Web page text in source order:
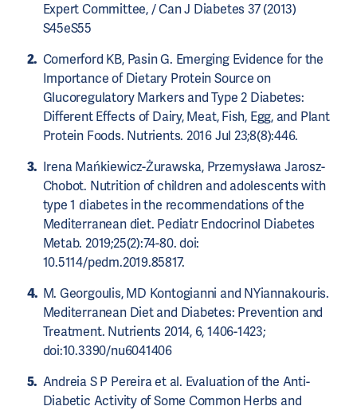
Expert Committee, / Can J Diabetes 37 (2013)
S45eS55
Comerford KB, Pasin G. Emerging Evidence for the
Importance of Dietary Protein Source on
Glucoregulatory Markers and Type 2 Diabetes:
Different Effects of Dairy, Meat, Fish, Egg, and Plant
Protein Foods. Nutrients. 2016 Jul 23;8(8):446.
Irena Mańkiewicz-Żurawska, Przemysława Jarosz-
Chobot. Nutrition of children and adolescents with
type 1 diabetes in the recommendations of the
Mediterranean diet. Pediatr Endocrinol Diabetes
Metab. 2019;25(2):74-80. doi:
10.5114/pedm.2019.85817.
M. Georgoulis, MD Kontogianni and NYiannakouris.
Mediterranean Diet and Diabetes: Prevention and
Treatment. Nutrients 2014, 6, 1406-1423;
doi:10.3390/nu6041406
Andreia S P Pereira et al. Evaluation of the Anti-
Diabetic Activity of Some Common Herbs and